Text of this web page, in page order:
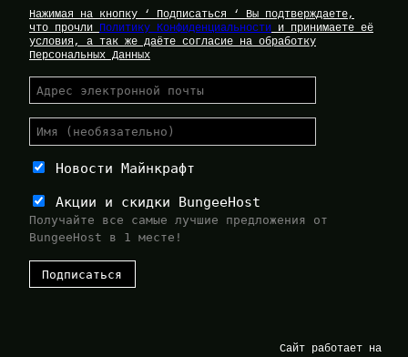
Нажимая на кнопку ‘ Подписаться ‘ Вы подтверждаете,
что прочли Политику Конфиденциальности и принимаете её
условия, а так же даёте согласие на обработку
Персональных Данных
Новости Майнкрафт
Акции и скидки BungeeHost
Получайте все самые лучшие предложения от
BungeeHost в 1 месте!
Сайт работает на